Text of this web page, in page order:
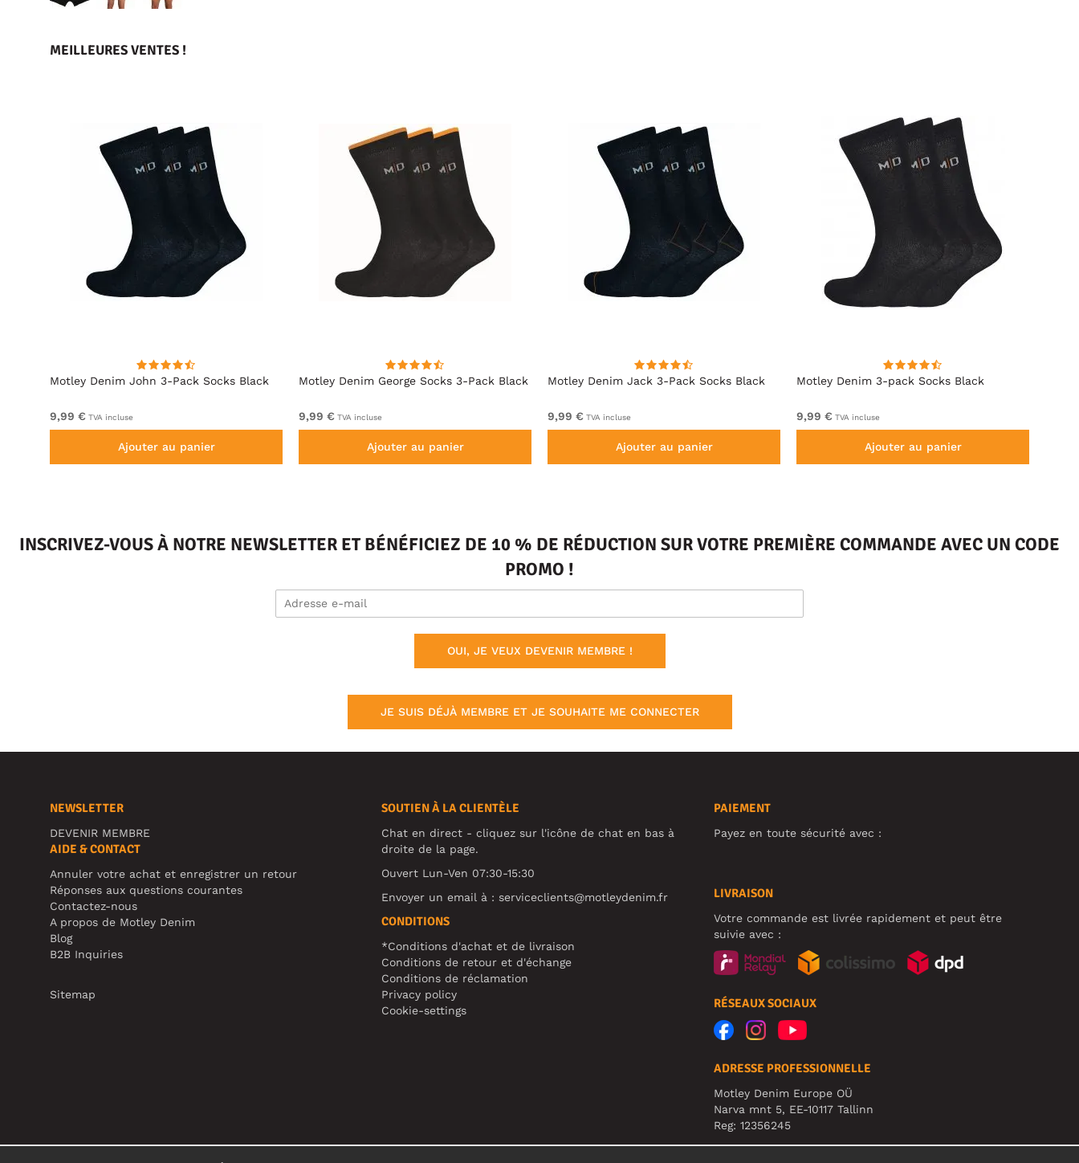
MEILLEURES VENTES !
Motley Denim John 3-Pack Socks Black
9,99 € TVA incluse
Ajouter au panier
Motley Denim George Socks 3-Pack Black
9,99 € TVA incluse
Ajouter au panier
Motley Denim Jack 3-Pack Socks Black
9,99 € TVA incluse
Ajouter au panier
Motley Denim 3-pack Socks Black
9,99 € TVA incluse
Ajouter au panier
INSCRIVEZ-VOUS À NOTRE NEWSLETTER ET BÉNÉFICIEZ DE 10 % DE RÉDUCTION SUR VOTRE PREMIÈRE COMMANDE AVEC UN CODE
PROMO !
OUI, JE VEUX DEVENIR MEMBRE !
JE SUIS DÉJÀ MEMBRE ET JE SOUHAITE ME CONNECTER
NEWSLETTER
DEVENIR MEMBRE
AIDE & CONTACT
Annuler votre achat et enregistrer un retour
Réponses aux questions courantes
Contactez-nous
A propos de Motley Denim
Blog
B2B Inquiries
Sitemap
SOUTIEN À LA CLIENTÈLE
Chat en direct - cliquez sur l'icône de chat en bas à
droite de la page.
Ouvert Lun-Ven 07:30-15:30
Envoyer un email à :serviceclients@motleydenim.fr
CONDITIONS
*Conditions d'achat et de livraison
Conditions de retour et d'échange
Conditions de réclamation
Privacy policy
Cookie-settings
PAIEMENT
Payez en toute sécurité avec :
LIVRAISON
Votre commande est livrée rapidement et peut être
suivie avec :
RÉSEAUX SOCIAUX
ADRESSE PROFESSIONNELLE
Motley Denim Europe OÜ
Narva mnt 5, EE-10117 Tallinn
Reg: 12356245
ATTENTION ! N'envoyez pas les retours de produits à